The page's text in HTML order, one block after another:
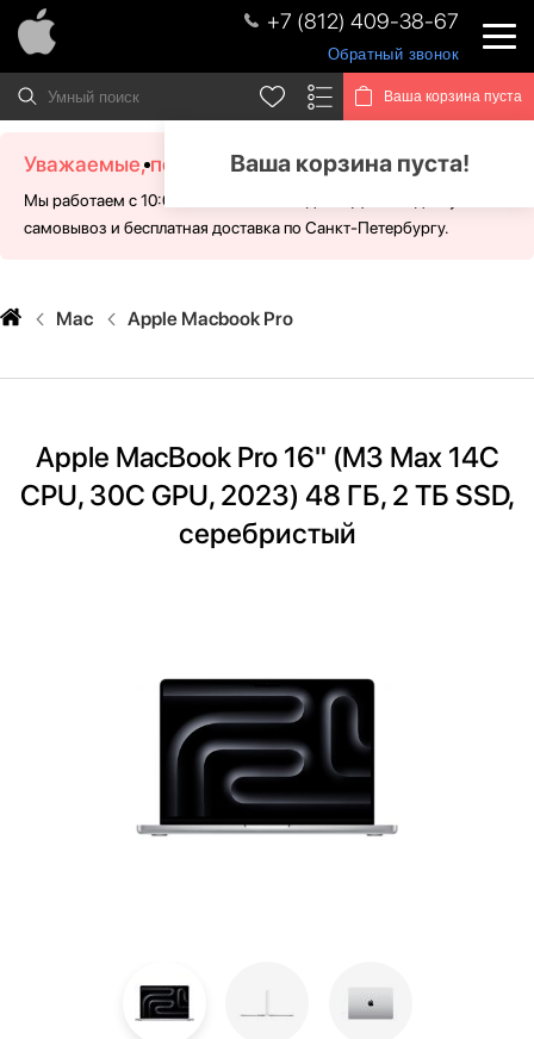
+7 (812) 409-38-67
Обратный звонок
Ваша корзина пуста
Ваша корзина пуста!
Уважаемые, посетители!
Мы работаем с 10:00 - 21:00 без выходных. Для Вас доступен
самовывоз и бесплатная доставка по Санкт-Петербургу.
Mac Apple Macbook Pro
Apple MacBook Pro 16" (M3 Max 14C
CPU, 30C GPU, 2023) 48 ГБ, 2 ТБ SSD,
серебристый